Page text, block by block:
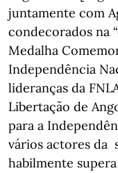
juntamente com
condecorados na
Medalha
Independência
lideranças da
Libertação de
para a
vários actores da
habilmente